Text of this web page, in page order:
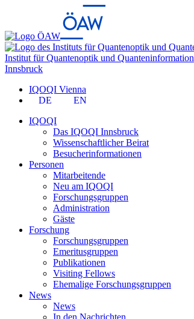
Institut für Quantenoptik und Quanteninformation
Innsbruck
IQOQI Vienna
DE
EN
IQOQI
Das IQOQI Innsbruck
Wissenschaftlicher Beirat
Besucherinformationen
Personen
Mitarbeitende
Neu am IQOQI
Forschungsgruppen
Administration
Gäste
Forschung
Forschungsgruppen
Emeritusgruppen
Publikationen
Visiting Fellows
Ehemalige Forschungsgruppen
News
News
In den Nachrichten